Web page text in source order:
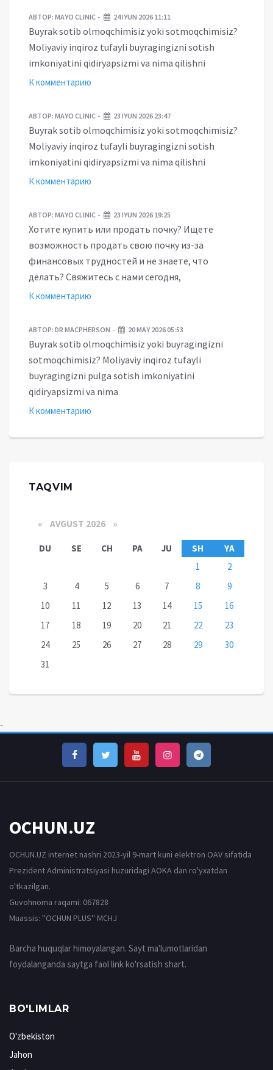
АВТОР: MAYO CLINIC 24 IYUN 2026 11:11
Buyrak sotib olmoqchimisiz yoki sotmoqchimisiz?
Moliyaviy inqiroz tufayli buyragingizni sotish
imkoniyatini qidiryapsizmi va nima qilishni
К комментарию
АВТОР: MAYO CLINIC 23 IYUN 2026 23:47
Buyrak sotib olmoqchimisiz yoki sotmoqchimisiz?
Moliyaviy inqiroz tufayli buyragingizni sotish
imkoniyatini qidiryapsizmi va nima qilishni
К комментарию
АВТОР: MAYO CLINIC 23 IYUN 2026 19:25
Хотите купить или продать почку? Ищете
возможность продать свою почку из-за
финансовых трудностей и не знаете, что
делать? Свяжитесь с нами сегодня,
К комментарию
АВТОР: DR MACPHERSON 20 MAY 2026 05:53
Buyrak sotib olmoqchimisiz yoki buyragingizni
sotmoqchimisiz? Moliyaviy inqiroz tufayli
buyragingizni pulga sotish imkoniyatini
qidiryapsizmi va nima
К комментарию
TAQVIM
« AVGUST 2026 »
DU SE CH PA JU SH
YA
1
2
3
4 5 6 7 8
9
10
11 12 13 14 15
16
17
18 19 20 21 22
23
24
25 26 27 28 29
30
31
-
OCHUN.UZ
OCHUN.UZ internet nashri 2023-yil 9-mart kuni elektron OAV sifatida
Prezident Administratsiyasi huzuridagi AOKA dan ro'yxatdan
o'tkazilgan.
Guvohnoma raqami: 067828
Muassis: ''OCHUN PLUS'' MCHJ
Barcha huquqlar himoyalangan. Sayt ma'lumotlaridan
foydalanganda saytga faol link ko'rsatish shart.
BO'LIMLAR
O'zbekiston
Jahon